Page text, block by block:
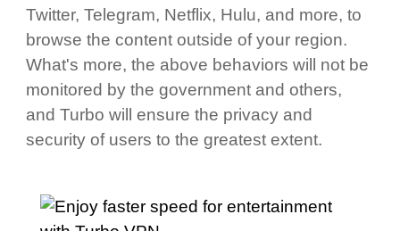
Twitter, Telegram, Netflix, Hulu, and more, to
browse the content outside of your region.
What's more, the above behaviors will not be
monitored by the government and others,
and Turbo will ensure the privacy and
security of users to the greatest extent.